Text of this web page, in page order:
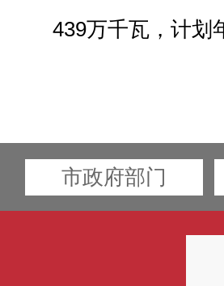
439万千瓦，计划
市政府部门